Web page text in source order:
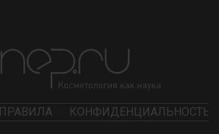
ПРАВИЛА КОНФИДЕНЦИАЛЬНОСТЬ